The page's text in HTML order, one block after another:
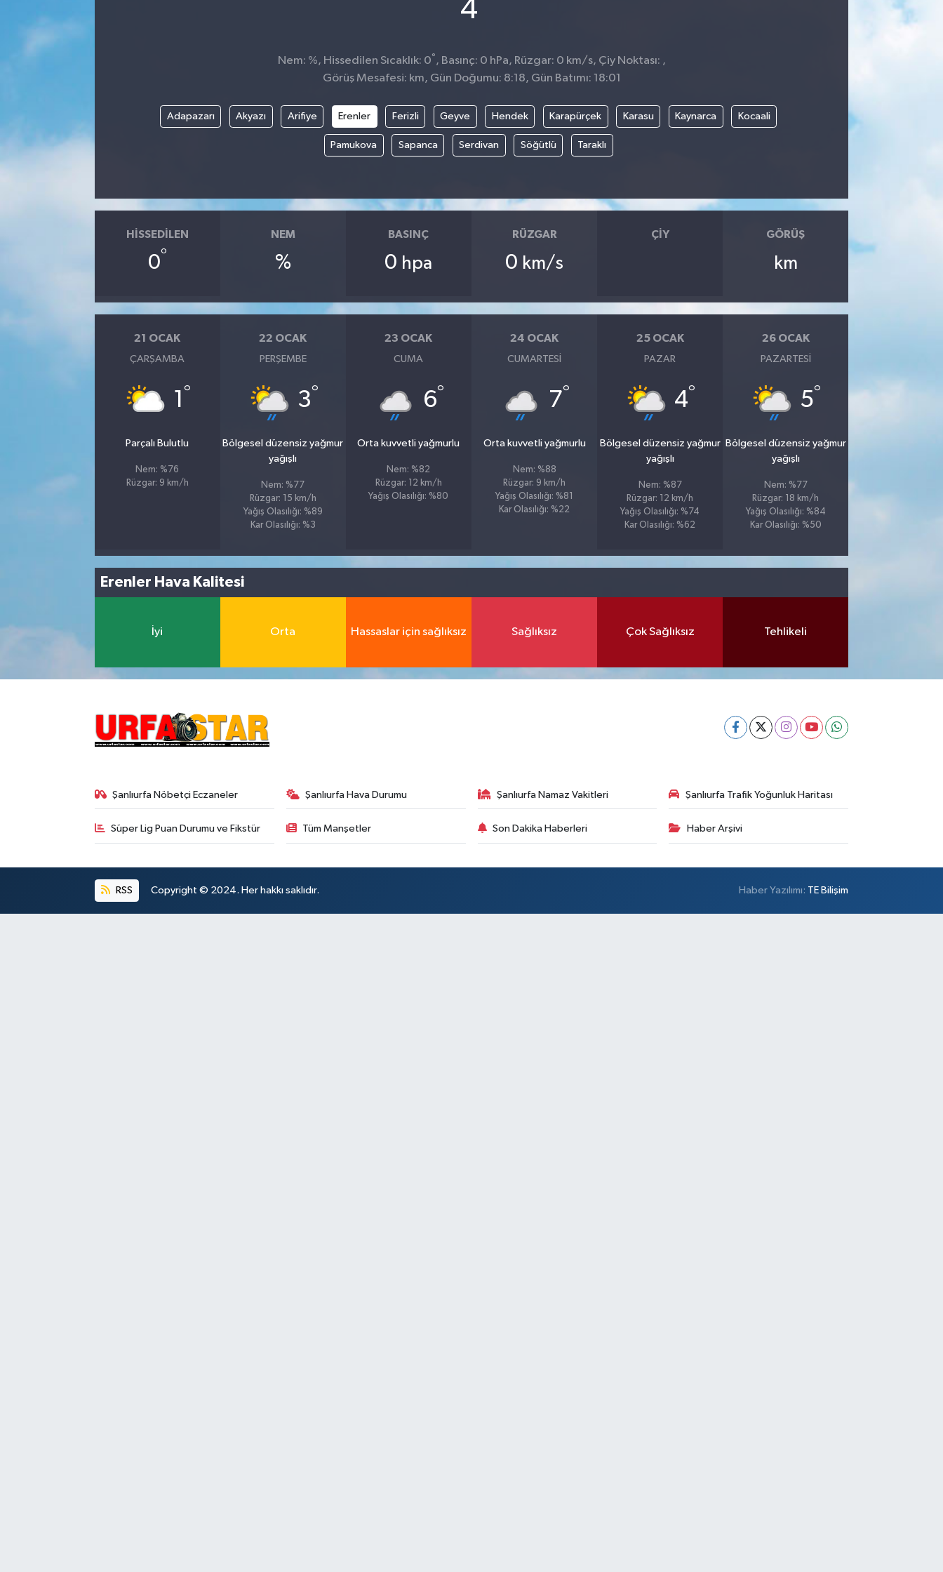
4
Nem: %, Hissedilen Sıcaklık: 0° , Basınç: 0 hPa, Rüzgar: 0 km/s, Çiy Noktası: ,
Görüş Mesafesi: km, Gün Doğumu: 8:18, Gün Batımı: 18:01
Adapazarı Akyazı Arifiye Erenler Ferizli Geyve Hendek Karapürçek Karasu Kaynarca Kocaali
Pamukova Sapanca Serdivan Söğütlü Taraklı
HISSEDILEN
0°
NEM
%
BASINÇ
0 hpa
RÜZGAR
0 km/s
ÇIY GÖRÜŞ
km
21 OCAK
ÇARŞAMBA
1 °
Parçalı Bulutlu
Nem: %76
Rüzgar: 9 km/h
22 OCAK
PERŞEMBE
3°
Bölgesel düzensiz yağmur
yağışlı
Nem: %77
Rüzgar: 15 km/h
Yağış Olasılığı: %89
Kar Olasılığı: %3
23 OCAK
CUMA
6°
Orta kuvvetli yağmurlu
Nem: %82
Rüzgar: 12 km/h
Yağış Olasılığı: %80
24 OCAK
CUMARTESI
7°
Orta kuvvetli yağmurlu
Nem: %88
Rüzgar: 9 km/h
Yağış Olasılığı: %81
Kar Olasılığı: %22
25 OCAK
PAZAR
4°
Bölgesel düzensiz yağmur
yağışlı
Nem: %87
Rüzgar: 12 km/h
Yağış Olasılığı: %74
Kar Olasılığı: %62
26 OCAK
PAZARTESI
5°
Bölgesel düzensiz yağmur
yağışlı
Nem: %77
Rüzgar: 18 km/h
Yağış Olasılığı: %84
Kar Olasılığı: %50
Erenler Hava Kalitesi
İyi Orta Hassaslar için sağlıksız Sağlıksız Çok Sağlıksız Tehlikeli
Şanlıurfa Nöbetçi Eczaneler Şanlıurfa Hava Durumu Şanlıurfa Namaz Vakitleri Şanlıurfa Trafik Yoğunluk Haritası
Süper Lig Puan Durumu ve Fikstür Tüm Manşetler Son Dakika Haberleri Haber Arşivi
RSS Copyright © 2024. Her hakkı saklıdır. Haber Yazılımı: TE Bilişim